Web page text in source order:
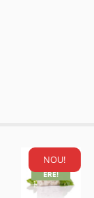
NOU!
REDUC
ERE!